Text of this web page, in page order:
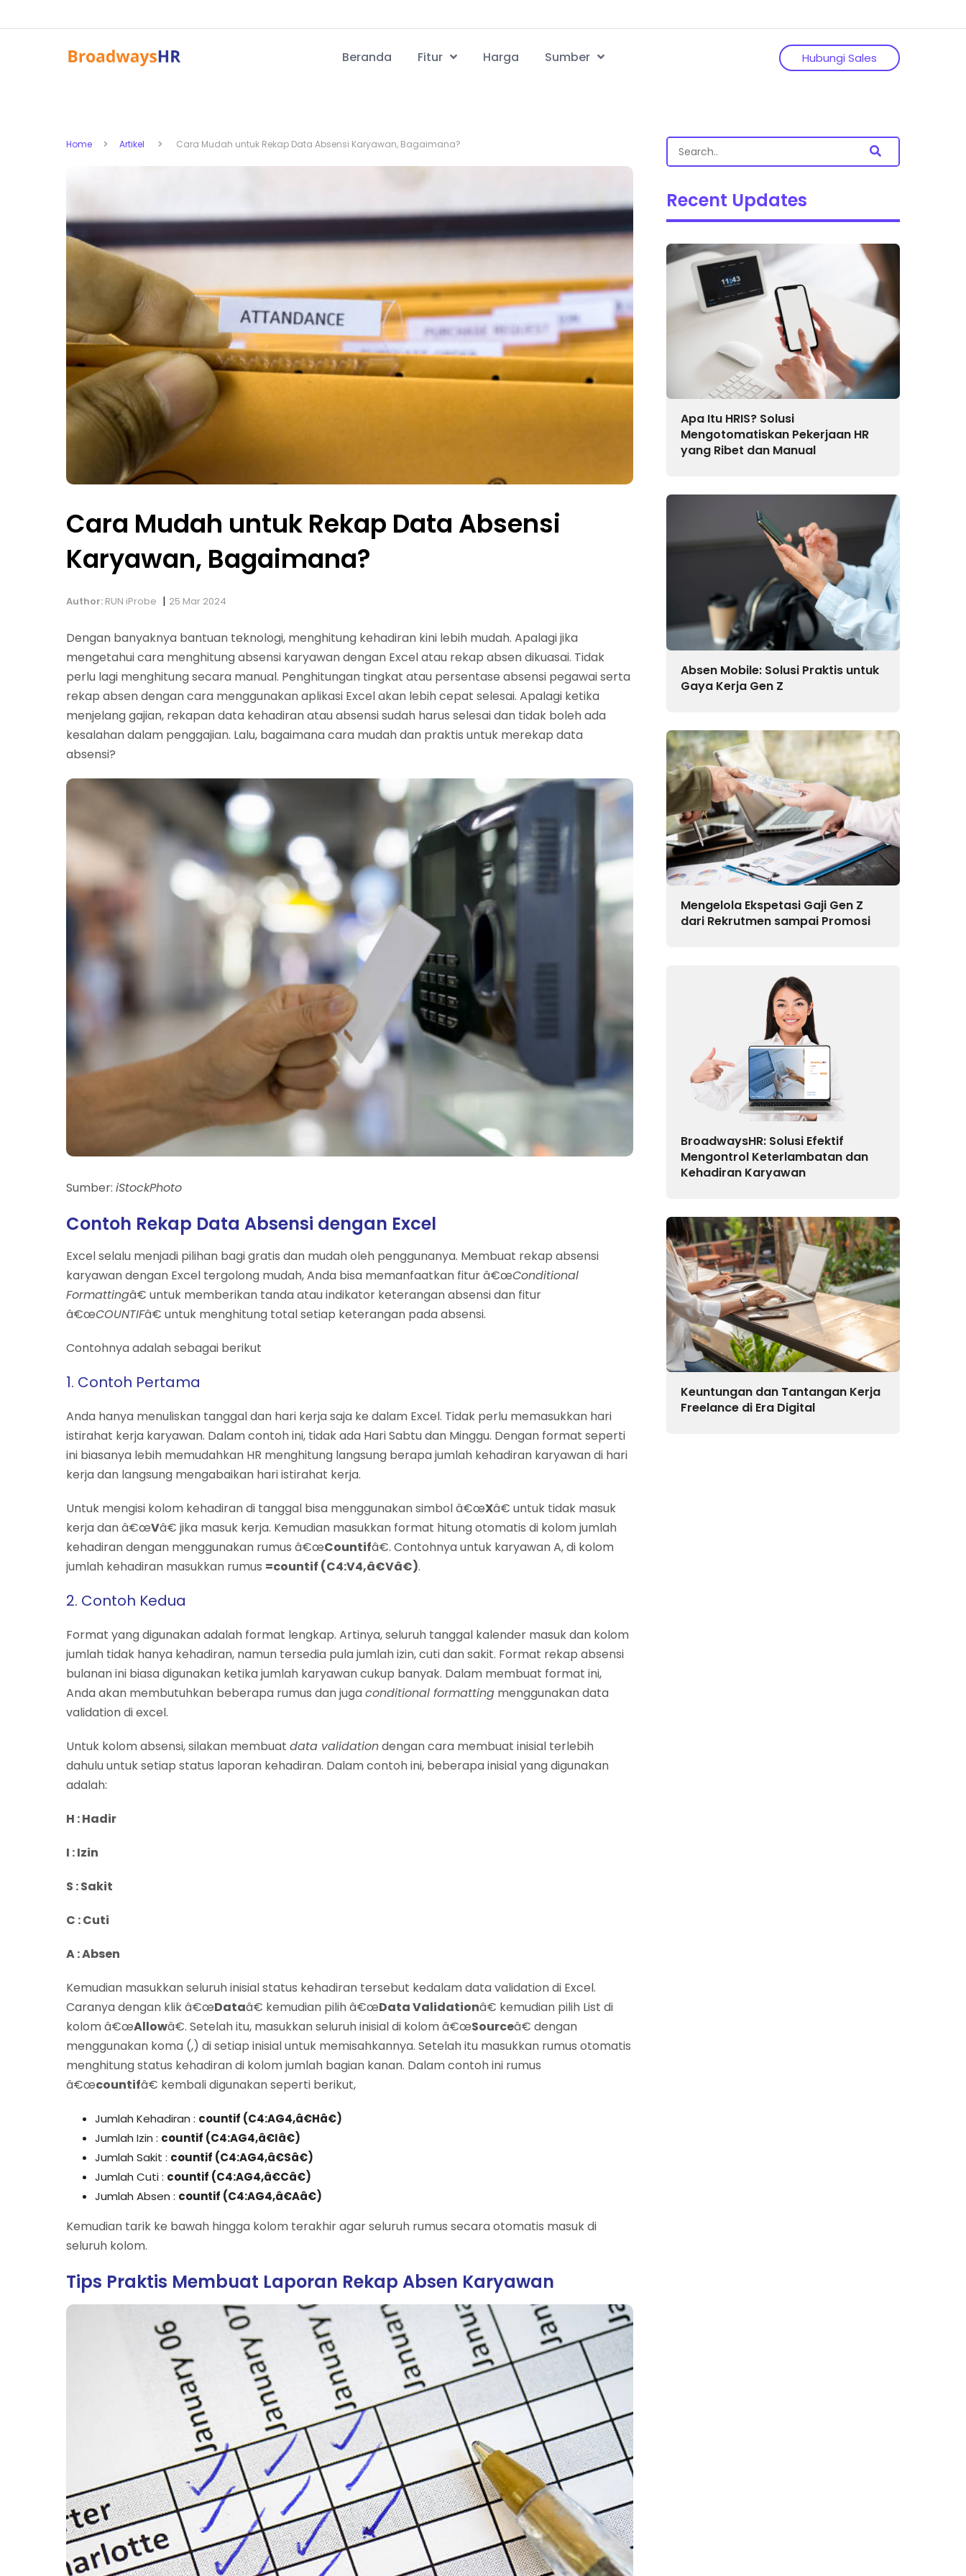
Beranda Fitur Harga Sumber Hubungi Sales
Home Artikel Cara Mudah untuk Rekap Data Absensi Karyawan, Bagaimana?
Cara Mudah untuk Rekap Data Absensi
Karyawan, Bagaimana?
Author: RUN iProbe | 25 Mar 2024
Dengan banyaknya bantuan teknologi, menghitung kehadiran kini lebih mudah. Apalagi jika
mengetahui cara menghitung absensi karyawan dengan Excel atau rekap absen dikuasai. Tidak
perlu lagi menghitung secara manual. Penghitungan tingkat atau persentase absensi pegawai serta
rekap absen dengan cara menggunakan aplikasi Excel akan lebih cepat selesai. Apalagi ketika
menjelang gajian, rekapan data kehadiran atau absensi sudah harus selesai dan tidak boleh ada
kesalahan dalam penggajian. Lalu, bagaimana cara mudah dan praktis untuk merekap data
absensi?
Sumber: iStockPhoto
Contoh Rekap Data Absensi dengan Excel
Excel selalu menjadi pilihan bagi gratis dan mudah oleh penggunanya. Membuat rekap absensi
karyawan dengan Excel tergolong mudah, Anda bisa memanfaatkan fitur â€œConditional
Formattingâ€ untuk memberikan tanda atau indikator keterangan absensi dan fitur
â€œCOUNTIFâ€ untuk menghitung total setiap keterangan pada absensi.
Contohnya adalah sebagai berikut
1. Contoh Pertama
Anda hanya menuliskan tanggal dan hari kerja saja ke dalam Excel. Tidak perlu memasukkan hari
istirahat kerja karyawan. Dalam contoh ini, tidak ada Hari Sabtu dan Minggu. Dengan format seperti
ini biasanya lebih memudahkan HR menghitung langsung berapa jumlah kehadiran karyawan di hari
kerja dan langsung mengabaikan hari istirahat kerja.
Untuk mengisi kolom kehadiran di tanggal bisa menggunakan simbol â€œXâ€ untuk tidak masuk
kerja dan â€œVâ€ jika masuk kerja. Kemudian masukkan format hitung otomatis di kolom jumlah
kehadiran dengan menggunakan rumus â€œCountifâ€. Contohnya untuk karyawan A, di kolom
jumlah kehadiran masukkan rumus =countif (C4:V4,â€Vâ€).
2. Contoh Kedua
Format yang digunakan adalah format lengkap. Artinya, seluruh tanggal kalender masuk dan kolom
jumlah tidak hanya kehadiran, namun tersedia pula jumlah izin, cuti dan sakit. Format rekap absensi
bulanan ini biasa digunakan ketika jumlah karyawan cukup banyak. Dalam membuat format ini,
Anda akan membutuhkan beberapa rumus dan jugaconditional formatting menggunakan data
validation di excel.
Untuk kolom absensi, silakan membuat data validationdengan cara membuat inisial terlebih
dahulu untuk setiap status laporan kehadiran. Dalam contoh ini, beberapa inisial yang digunakan
adalah:
H : Hadir
I : Izin
S : Sakit
C : Cuti
A : Absen
Kemudian masukkan seluruh inisial status kehadiran tersebut kedalam data validation di Excel.
Caranya dengan klik â€œDataâ€ kemudian pilih â€œData Validationâ€ kemudian pilih List di
kolom â€œAllowâ€. Setelah itu, masukkan seluruh inisial di kolom â€œSourceâ€ dengan
menggunakan koma (,) di setiap inisial untuk memisahkannya. Setelah itu masukkan rumus otomatis
menghitung status kehadiran di kolom jumlah bagian kanan. Dalam contoh ini rumus
â€œcountifâ€ kembali digunakan seperti berikut,
Jumlah Kehadiran : countif (C4:AG4,â€Hâ€)
Jumlah Izin : countif (C4:AG4,â€Iâ€)
Jumlah Sakit : countif (C4:AG4,â€Sâ€)
Jumlah Cuti : countif (C4:AG4,â€Câ€)
Jumlah Absen : countif (C4:AG4,â€Aâ€)
Kemudian tarik ke bawah hingga kolom terakhir agar seluruh rumus secara otomatis masuk di
seluruh kolom.
Tips Praktis Membuat Laporan Rekap Absen Karyawan
Recent Updates
Apa Itu HRIS? Solusi
Mengotomatiskan Pekerjaan HR
yang Ribet dan Manual
Absen Mobile: Solusi Praktis untuk
Gaya Kerja Gen Z
Mengelola Ekspetasi Gaji Gen Z
dari Rekrutmen sampai Promosi
BroadwaysHR: Solusi Efektif
Mengontrol Keterlambatan dan
Kehadiran Karyawan
Keuntungan dan Tantangan Kerja
Freelance di Era Digital